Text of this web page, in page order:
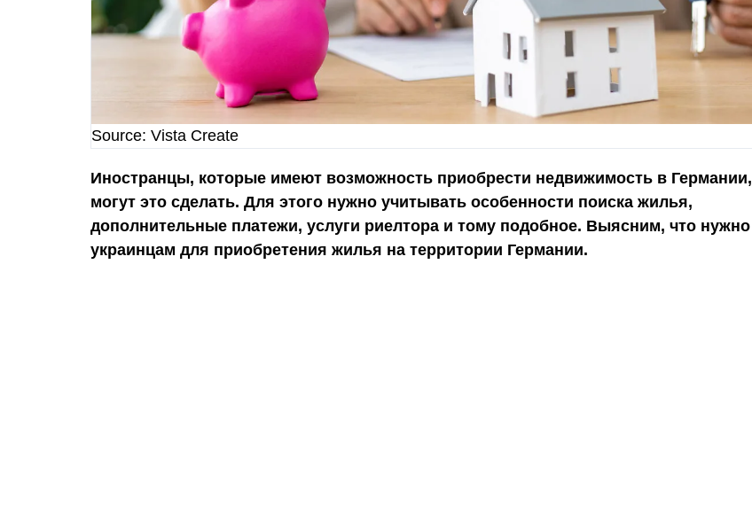
Source: Vista Create
Иностранцы, которые имеют возможность приобрести недвижимость в Германии,
могут это сделать. Для этого нужно учитывать особенности поиска жилья,
дополнительные платежи, услуги риелтора и тому подобное. Выясним, что нужно
украинцам для приобретения жилья на территории Германии.